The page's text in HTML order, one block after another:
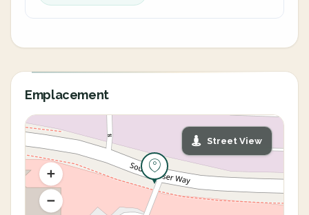
Emplacement
Street View